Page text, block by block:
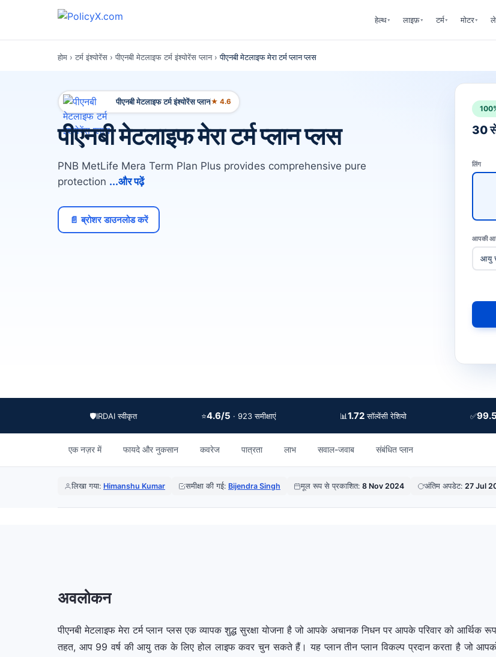
हेल्थ▾ लाइफ़▾ टर्म▾ मोटर▾
होम › टर्म इंश्योरेंस › पीएनबी मेटलाइफ टर्म इंश्योरेंस प्लान›पीएनबी मेटलाइफ मेरा टर्म प्लान प्लस
पीएनबी मेटलाइफ टर्म इंश्योरेंस प्लान★ 4.6
पीएनबी मेटलाइफ मेरा टर्म प्लान प्लस
PNB MetLife Mera Term Plan Plus provides comprehensive pure
protection ...और पढ़ें
📄 ब्रोशर डाउनलोड करें
30
लिंग
आपकी
🛡️IRDAI स्वीकृत ⭐4.6/5 · 923 समीक्षाएं 📊1.72सॉल्वेंसी रेशियो ✅
एक नज़र में फायदे और नुकसान कवरेज पात्रता लाभ सवाल-जवाब संबंधित प्लान
लिखा गया: Himanshu Kumar समीक्षा की गई: Bijendra Singh मूल रूप से प्रकाशित: 8 Nov 2024 अंतिम अपडेट: 27 Jul
अवलोकन
पीएनबी मेटलाइफ मेरा टर्म प्लान प्लस एक व्यापक शुद्ध सुरक्षा योजना है जो आपके अचानक निधन पर आपके परिवार को
तहत, आप 99 वर्ष की आयु तक के लिए होल लाइफ कवर चुन सकते हैं। यह प्लान तीन प्लान विकल्प प्रदान करता है जो